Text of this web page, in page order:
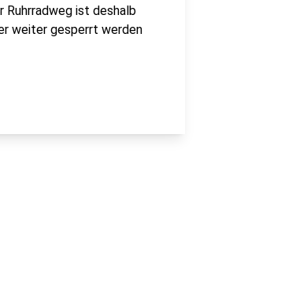
Ruhrradweg ist deshalb
weiter gesperrt werden